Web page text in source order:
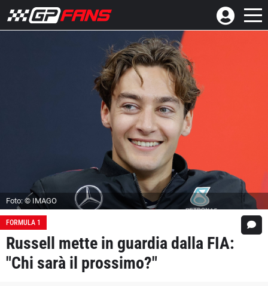
Foto: © IMAGO
FORMULA 1
Russell mette in guardia dalla FIA:
"Chi sarà il prossimo?"